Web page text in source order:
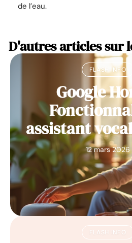
de l’eau.
D'autres articles sur
FLASH INFO
Google
assistant
12 mars 2026
FLASH INFO